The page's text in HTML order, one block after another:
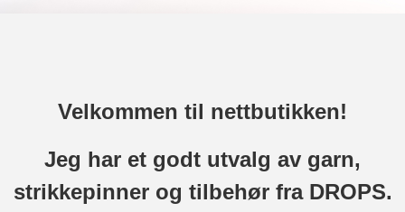
Velkommen til nettbutikken!
Jeg har et godt utvalg av garn,
strikkepinner og tilbehør fra DROPS.